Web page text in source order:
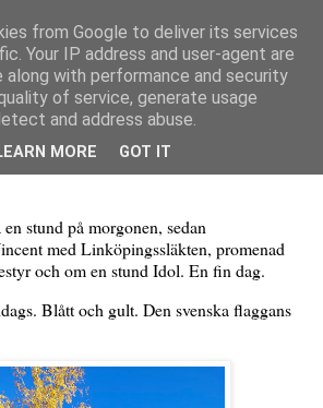
stund på morgonen, sedan
med Linköpingssläkten, promenad
och om en stund Idol. En fin dag.
Blått och gult. Den svenska flaggans
from Google to deliver its services
Your IP address and user-agent are
along with performance and security
of service, generate usage
and address abuse.
MORE GOT IT